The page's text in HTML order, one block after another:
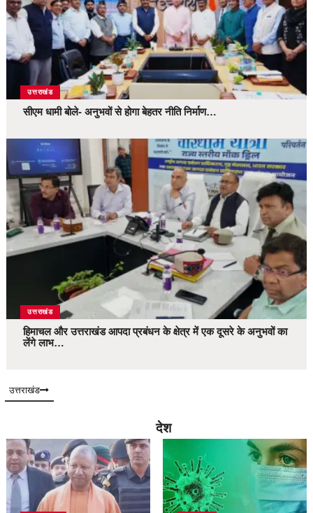
उत्तराखंड
सीएम धामी बोले- अनुभवों से होगा बेहतर नीति निर्माण…
उत्तराखंड
हिमाचल और उत्तराखंड आपदा प्रबंधन के क्षेत्र में एक दूसरे के अनुभवों का
लेंगे लाभ…
उत्तराखंड
देश